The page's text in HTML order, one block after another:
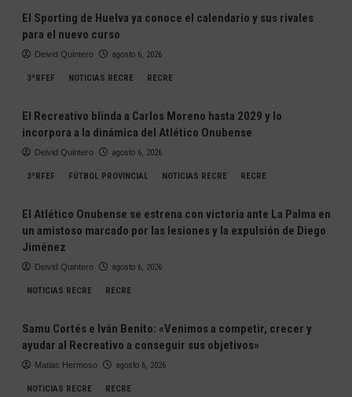
El Sporting de Huelva ya conoce el calendario y sus rivales
para el nuevo curso
Deivid Quintero agosto 6, 2026
3ªRFEF NOTICIAS RECRE RECRE
El Recreativo blinda a Carlos Moreno hasta 2029 y lo
incorpora a la dinámica del Atlético Onubense
Deivid Quintero agosto 6, 2026
3ªRFEF FÚTBOL PROVINCIAL NOTICIAS RECRE RECRE
El Atlético Onubense se estrena con victoria ante La Palma en
un amistoso marcado por las lesiones y la expulsión de Diego
Jiménez
Deivid Quintero agosto 6, 2026
NOTICIAS RECRE RECRE
Samu Cortés e Iván Benito: «Venimos a competir, crecer y
ayudar al Recreativo a conseguir sus objetivos»
Matias Hermoso agosto 6, 2026
NOTICIAS RECRE RECRE